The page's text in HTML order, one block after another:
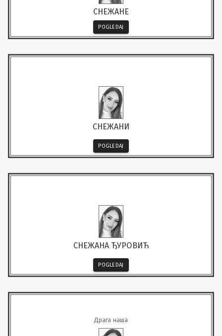
СНЕЖАНЕ
POGLEDAJ
СНЕЖАНИ
POGLEDAJ
СНЕЖАНА ЂУРОВИЋ
POGLEDAJ
Драга наша